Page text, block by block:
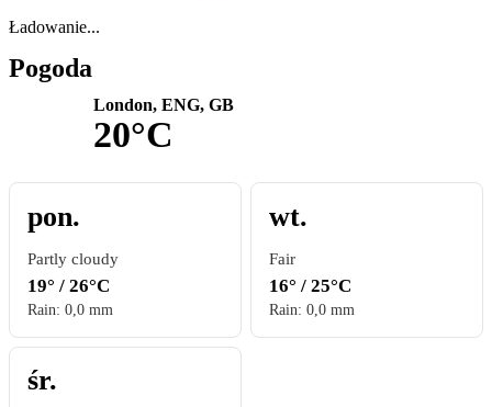
Ładowanie...
Pogoda
London, ENG, GB
20°C
pon.
Partly cloudy
19° / 26°C
Rain: 0,0 mm
wt.
Fair
16° / 25°C
Rain: 0,0 mm
śr.